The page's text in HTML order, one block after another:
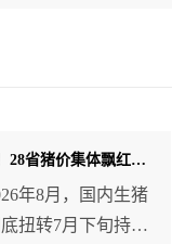
三连涨！28省猪价集体飘红，8月迎来“开门红”，这波行情持续多久？
年8月，国内生猪
扭转7月下旬持续